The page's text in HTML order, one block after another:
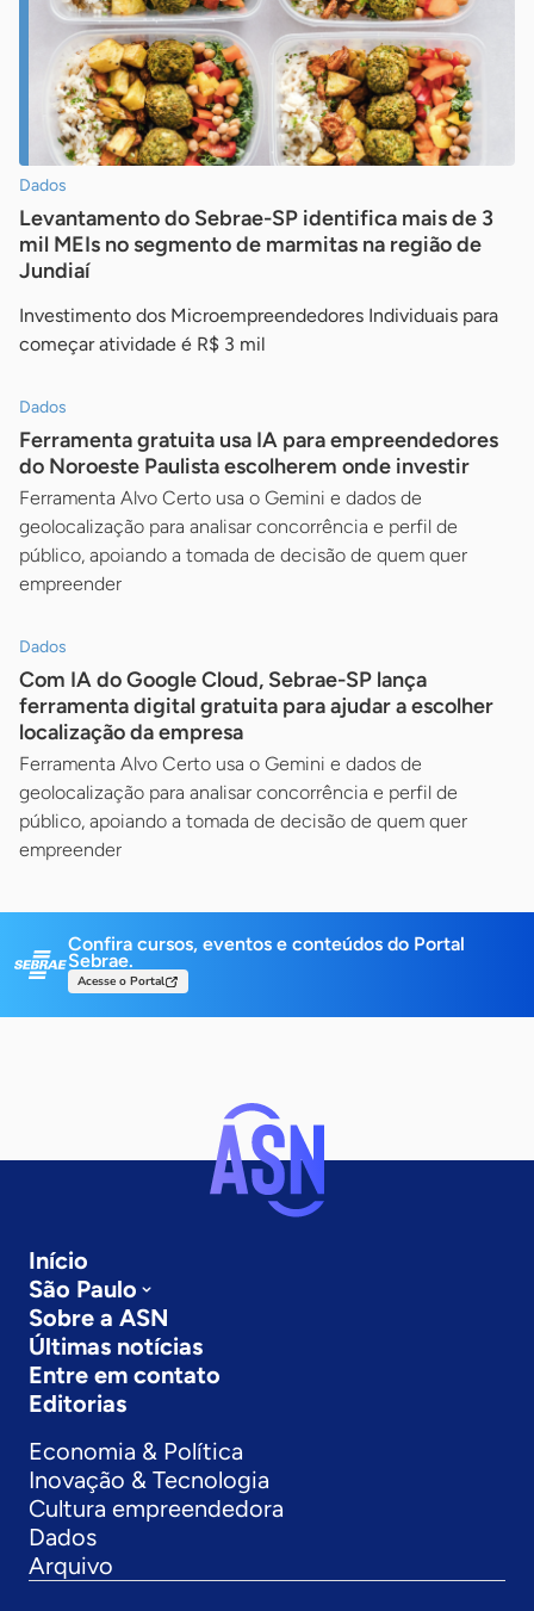
Dados
Levantamento do Sebrae-SP identifica mais de 3
mil MEIs no segmento de marmitas na região de
Jundiaí
Investimento dos Microempreendedores Individuais para
começar atividade é R$ 3 mil
Dados
Ferramenta gratuita usa IA para empreendedores
do Noroeste Paulista escolherem onde investir
Ferramenta Alvo Certo usa o Gemini e dados de
geolocalização para analisar concorrência e perfil de
público, apoiando a tomada de decisão de quem quer
empreender
Dados
Com IA do Google Cloud, Sebrae-SP lança
ferramenta digital gratuita para ajudar a escolher
localização da empresa
Ferramenta Alvo Certo usa o Gemini e dados de
geolocalização para analisar concorrência e perfil de
público, apoiando a tomada de decisão de quem quer
empreender
Confira cursos, eventos e conteúdos do Portal
Sebrae.
Acesse o Portal
Início
São Paulo
Sobre a ASN
Últimas notícias
Entre em contato
Editorias
Economia & Política
Inovação & Tecnologia
Cultura empreendedora
Dados
Arquivo